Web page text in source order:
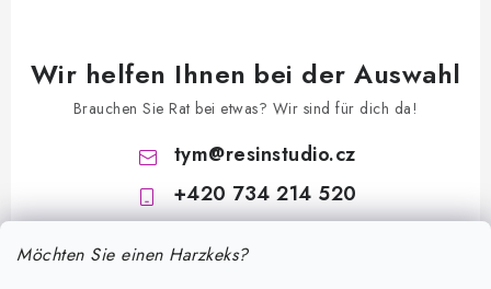
Möchten Sie einen Harzkeks?
Wir helfen Ihnen bei der Auswahl
Brauchen Sie Rat bei etwas? Wir sind für dich da!
tym@resinstudio.cz
+420 734 214 520